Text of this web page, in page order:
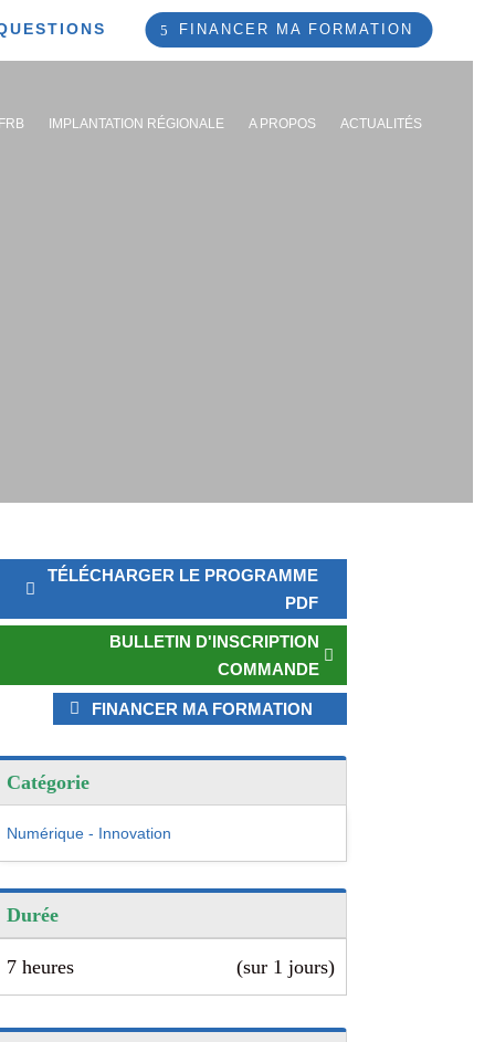
IMPLANTATION RÉGIONALE A PROPOS ACTUALITÉS
FINANCER MA FORMATION
TÉLÉCHARGER LE PROGRAMME
PDF
BULLETIN D'INSCRIPTION
COMMANDE
FINANCER MA FORMATION
Catégorie
Numérique - Innovation
Durée
7 heures (sur 1 jours)